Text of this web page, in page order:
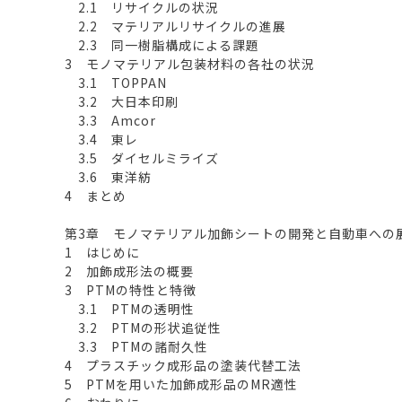
2.1 リサイクルの状況
2.2 マテリアルリサイクルの進展
2.3 同一樹脂構成による課題
3 モノマテリアル包装材料の各社の状況
3.1 TOPPAN
3.2 大日本印刷
3.3 Amcor
3.4 東レ
3.5 ダイセルミライズ
3.6 東洋紡
4 まとめ
第3章 モノマテリアル加飾シートの開発と自動車への
1 はじめに
2 加飾成形法の概要
3 PTMの特性と特徴
3.1 PTMの透明性
3.2 PTMの形状追従性
3.3 PTMの諸耐久性
4 プラスチック成形品の塗装代替工法
5 PTMを用いた加飾成形品のMR適性